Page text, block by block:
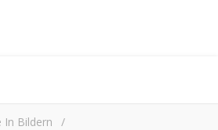
In Bildern
/